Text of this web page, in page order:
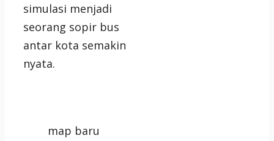
simulasi menjadi
seorang sopir bus
antar kota semakin
nyata.
map baru